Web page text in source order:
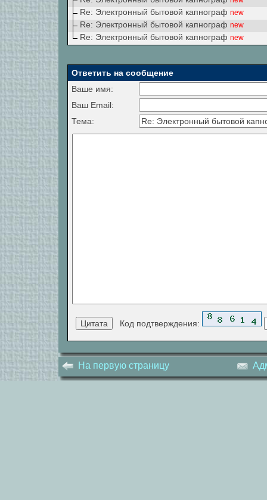
Re: Электронный бытовой капнограф new
Re: Электронный бытовой капнограф new
Re: Электронный бытовой капнограф new
Ответить на сообщение
Ваше имя:
Ваш Email:
Тема:
Код подтверждения:
На первую страницу